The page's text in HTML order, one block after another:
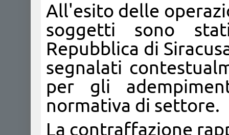
All'esito delle
soggetti sono
Repubblica di
segnalati
per gli
normativa di settore.
La contraffazione